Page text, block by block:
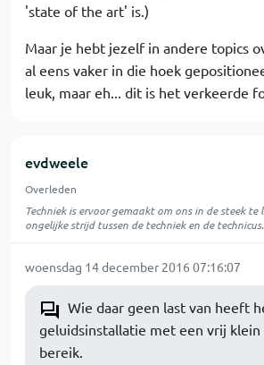
'state of the art' is.)
Maar je hebt jezelf in andere topics
al eens vaker in die hoek
leuk, maar eh... dit is het verkeerde
evdweele
Overleden
Techniek is ervoor gemaakt om ons in de steek
ongelijke strijd tussen de techniek en de technicus.
woensdag 14 december 2016 07:16:07
Wie daar geen last van heeft
geluidsinstallatie met een vrij klein
bereik.